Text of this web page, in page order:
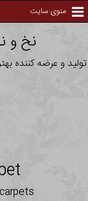
منوی سایت
نخ و
تولید و عرضه کننده